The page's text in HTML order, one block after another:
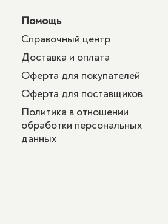
Помощь
Справочный центр
Доставка и оплата
Оферта для покупателей
Оферта для поставщиков
Политика в отношении
обработки персональных
данных